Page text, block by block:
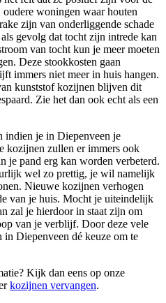
woningen waar houten
zijn van onderliggende schade
gevolg dat tocht zijn intrede kan
van tocht kun je meer moeten
Deze stookkosten gaan
immers niet meer in huis hangen.
kunststof kozijnen blijven dit
Zie het dan ook echt als een
indien je in Diepenveen je
kozijnen zullen er immers ook
je pand erg kan worden verbeterd.
wel zo prettig, je wil namelijk
Nieuwe kozijnen verhogen
van je huis. Mocht je uiteindelijk
zal je hierdoor in staat zijn om
van je verblijf. Door deze vele
Diepenveen dé keuze om te
Kijk dan eens op onze
kozijnen vervangen.